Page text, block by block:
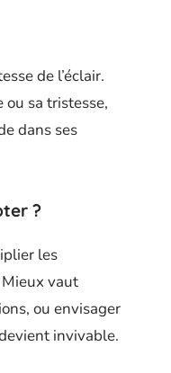
de l’éclair.
ou sa tristesse,
dans ses
?
les
vaut
ou envisager
invivable.